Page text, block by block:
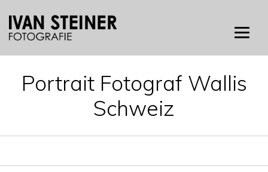
Portrait Fotograf Wallis
Schweiz
Beitragsnavigation